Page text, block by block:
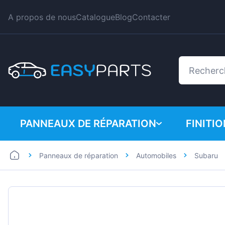
A propos de nousCatalogueBlogContacter
PANNEAUX DE RÉPARATION
Automobiles
BMW
Panneaux de réparation Automobiles Subaru